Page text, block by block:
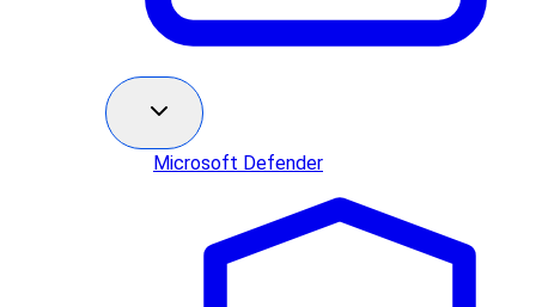
Microsoft Defender